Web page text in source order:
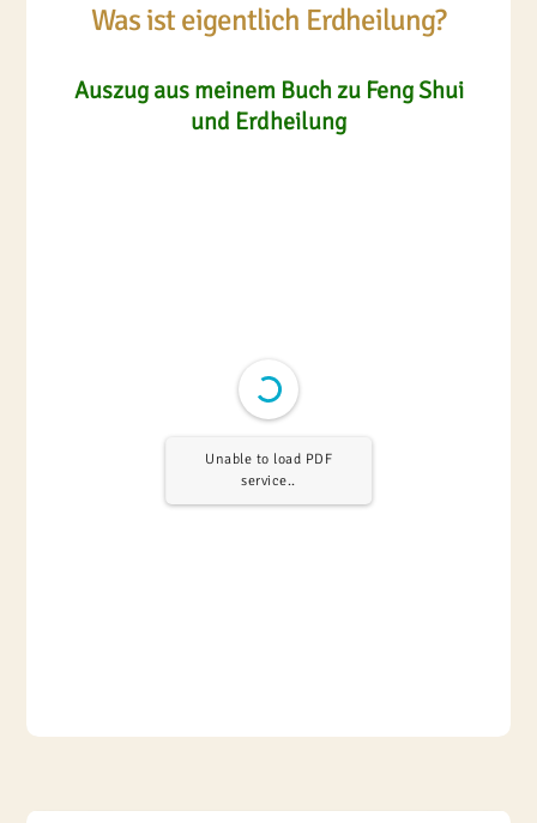
Was ist eigentlich Erdheilung?
Auszug aus meinem Buch zu Feng Shui
und Erdheilung
Unable to load PDF
service..